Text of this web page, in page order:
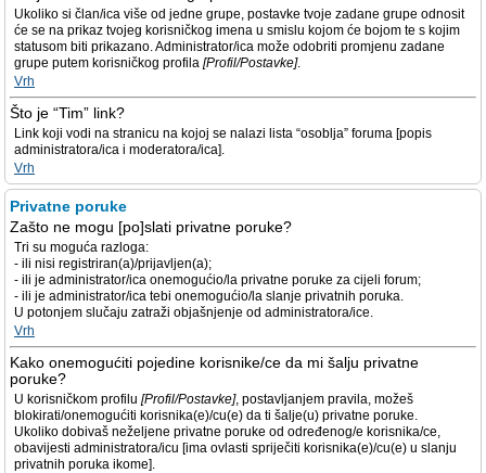
Ukoliko si član/ica više od jedne grupe, postavke tvoje zadane grupe odnosit
će se na prikaz tvojeg korisničkog imena u smislu kojom će bojom te s kojim
statusom biti prikazano. Administrator/ica može odobriti promjenu zadane
grupe putem korisničkog profila [Profil/Postavke].
Vrh
Što je “Tim” link?
Link koji vodi na stranicu na kojoj se nalazi lista “osoblja” foruma [popis
administratora/ica i moderatora/ica].
Vrh
Privatne poruke
Zašto ne mogu [po]slati privatne poruke?
Tri su moguća razloga:
- ili nisi registriran(a)/prijavljen(a);
- ili je administrator/ica onemogućio/la privatne poruke za cijeli forum;
- ili je administrator/ica tebi onemogućio/la slanje privatnih poruka.
U potonjem slučaju zatraži objašnjenje od administratora/ice.
Vrh
Kako onemogućiti pojedine korisnike/ce da mi šalju privatne
poruke?
U korisničkom profilu [Profil/Postavke], postavljanjem pravila, možeš
blokirati/onemogućiti korisnika(e)/cu(e) da ti šalje(u) privatne poruke.
Ukoliko dobivaš neželjene privatne poruke od određenog/e korisnika/ce,
obavijesti administratora/icu [ima ovlasti spriječiti korisnika(e)/cu(e) u slanju
privatnih poruka ikome].